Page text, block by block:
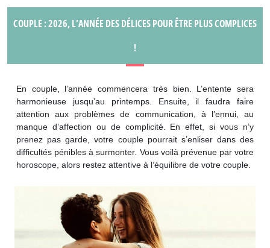
COUPLE : 2026, L’ANNÉE DES DÉLICES POUR ÊTRE PLUS COMPLICES
!
En couple, l’année commencera très bien. L’entente sera
harmonieuse jusqu’au printemps. Ensuite, il faudra faire
attention aux problèmes de communication, à l’ennui, au
manque d’affection ou de complicité. En effet, si vous n’y
prenez pas garde, votre couple pourrait s’enliser dans des
difficultés pénibles à surmonter. Vous voilà prévenue par votre
horoscope, alors restez attentive à l’équilibre de votre couple.